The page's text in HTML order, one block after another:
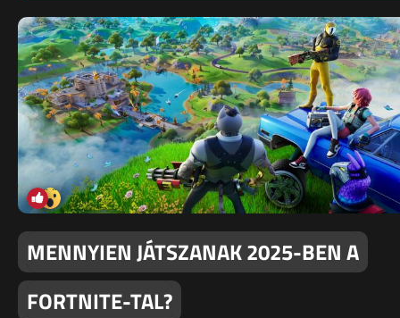
MENNYIEN JÁTSZANAK 2025-BEN A
FORTNITE-TAL?